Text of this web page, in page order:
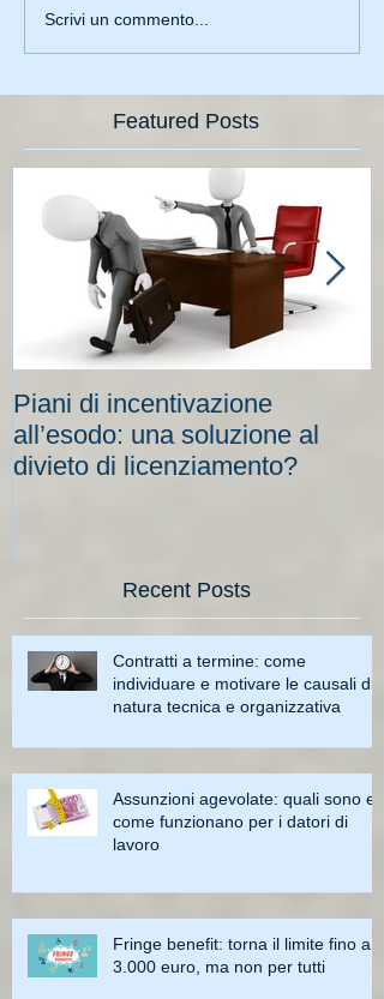
Scrivi un commento...
Featured Posts
Piani di incentivazione
all’esodo: una soluzione al
divieto di licenziamento?
Recent Posts
Contratti a termine: come
individuare e motivare le causali di
natura tecnica e organizzativa
Assunzioni agevolate: quali sono e
come funzionano per i datori di
lavoro
Fringe benefit: torna il limite fino a
3.000 euro, ma non per tutti